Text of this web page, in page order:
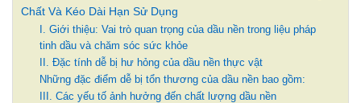
Chất Và Kéo Dài Hạn Sử Dụng
I. Giới thiệu: Vai trò quan trọng của dầu nền trong liệu pháp
tinh dầu và chăm sóc sức khỏe
II. Đặc tính dễ bị hư hỏng của dầu nền thực vật
Những đặc điểm dễ bị tổn thương của dầu nền bao gồm:
III. Các yếu tố ảnh hưởng đến chất lượng dầu nền